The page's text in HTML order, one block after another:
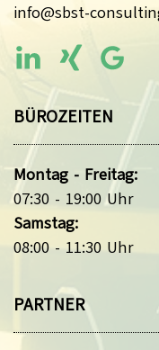
info@sbst-
BÜROZEITEN
Montag - Freitag:
07:30 - 19:00 Uhr
Samstag:
08:00 - 11:30 Uhr
PARTNER